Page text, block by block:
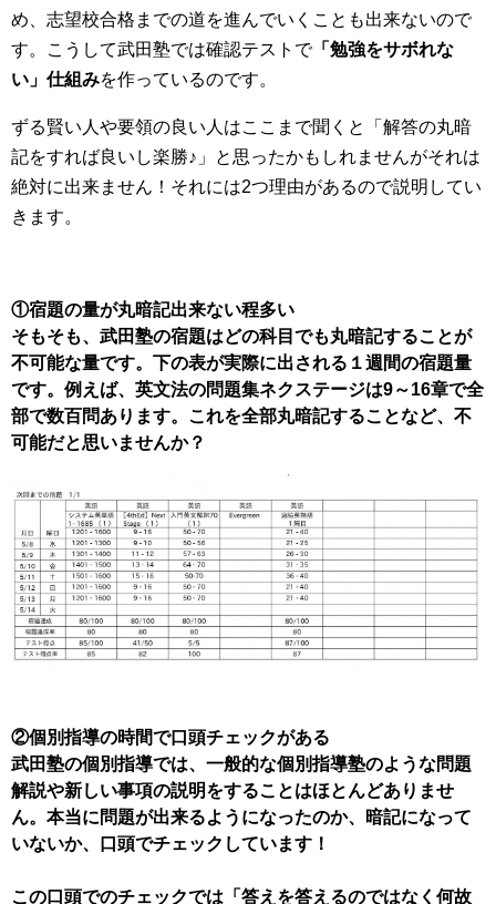
め、志望校合格までの道を進んでいくことも出来ないので
す。こうして武田塾では確認テストで「勉強をサボれな
い」仕組みを作っているのです。
ずる賢い人や要領の良い人はここまで聞くと「解答の丸暗
記をすれば良いし楽勝♪」と思ったかもしれませんがそれは
絶対に出来ません！それには2つ理由があるので説明してい
きます。
①宿題の量が丸暗記出来ない程多い
そもそも、武田塾の宿題はどの科目でも丸暗記することが
不可能な量です。下の表が実際に出される１週間の宿題量
です。例えば、英文法の問題集ネクステージは9～16章で全
部で数百問あります。これを全部丸暗記することなど、不
可能だと思いませんか？
②個別指導の時間で口頭チェックがある
武田塾の個別指導では、一般的な個別指導塾のような問題
解説や新しい事項の説明をすることはほとんどありませ
ん。本当に問題が出来るようになったのか、暗記になって
いないか、口頭でチェックしています！
この口頭でのチェックでは「答えを答えるのではなく何故